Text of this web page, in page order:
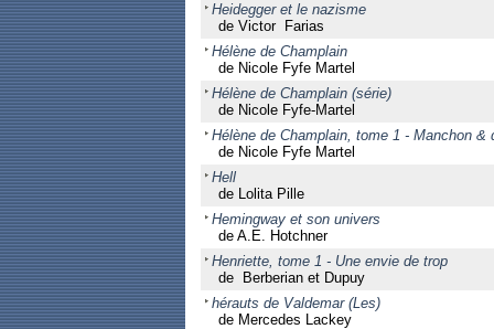
Heidegger et le nazisme
de Victor Farias
Hélène de Champlain
de Nicole Fyfe Martel
Hélène de Champlain (série)
de Nicole Fyfe-Martel
Hélène de Champlain, tome 1 - Manchon &
de Nicole Fyfe Martel
Hell
de Lolita Pille
Hemingway et son univers
de A.E. Hotchner
Henriette, tome 1 - Une envie de trop
de Berberian et Dupuy
hérauts de Valdemar (Les)
de Mercedes Lackey